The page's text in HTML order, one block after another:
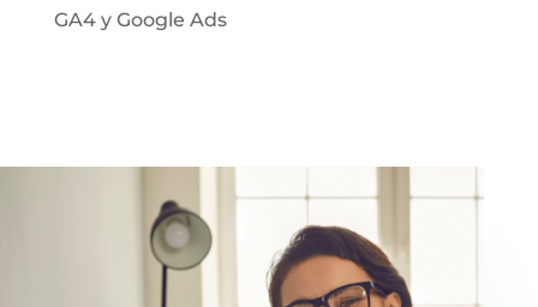
GA4 y Google Ads